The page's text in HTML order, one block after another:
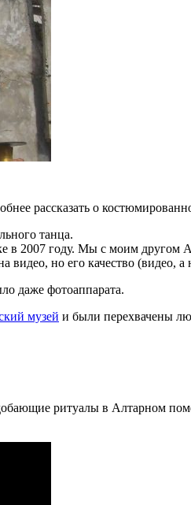
рассказать о
танца.
в 2007 году. Мы с моим
видео, но его качество (видео,
даже фотоаппарата.
музей и были перехвачены
ритуалы в Алтарном